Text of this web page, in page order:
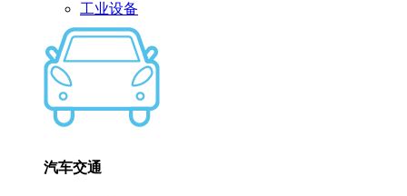
工业设备
汽车交通